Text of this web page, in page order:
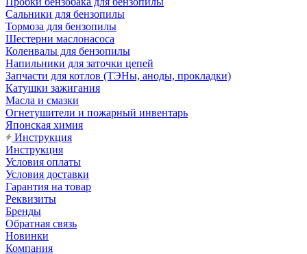
Сальники для бензопилы
Тормоза для бензопилы
Шестерни маслонасоса
Коленвалы для бензопилы
Напильники для заточки цепей
Запчасти для котлов (ТЭНы, аноды, прокладки)
Катушки зажигания
Масла и смазки
Огнетушители и пожарный инвентарь
Японская химия
Инструкция
Инструкция
Условия оплаты
Условия доставки
Гарантия на товар
Реквизиты
Бренды
Обратная связь
Новинки
Компания